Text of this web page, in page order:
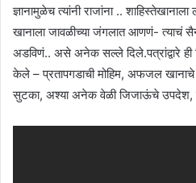
ज्ञानामुळेच त्यांनी राजांना ..
खानाला जावळीच्या जंगलात आणणं- त्याचं
अडविणं.. असे अनेक सल्ले दिले.पत्रांद्वारे
केले – प्रतापगडाची मोहिम, अफजल खानाचे
सुटका, अश्या अनेक वेळी जिजाऊंचे उपदेश,